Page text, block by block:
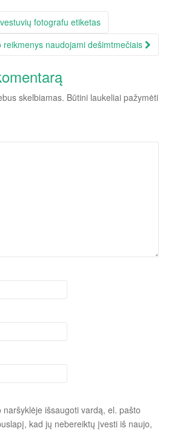
fotografu etiketas
reikmenys naudojami dešimtmečiais
skelbiamas. Būtini laukeliai pažymėti
išsaugoti vardą, el. pašto
kad jų nebereiktų įvesti iš naujo,